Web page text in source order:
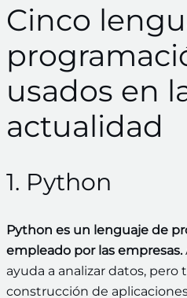
Cinco
usados en
actualidad
1. Python
Python es un lenguaje de
empleado por las empresas.
ayuda a analizar datos, pero
construcción de